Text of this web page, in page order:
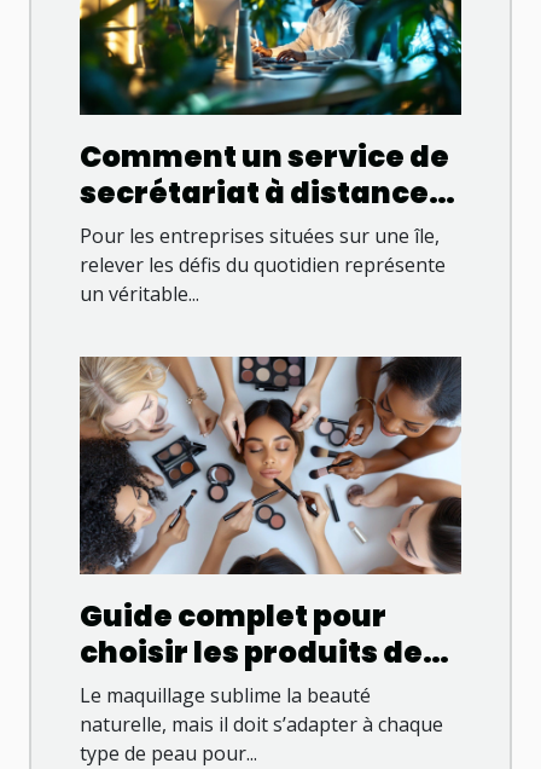
Comment un service de
secrétariat à distance
booste les entreprises
insulaires ?
Pour les entreprises situées sur une île,
relever les défis du quotidien représente
un véritable...
Guide complet pour
choisir les produits de
maquillage adaptés à
chaque type de peau
Le maquillage sublime la beauté
naturelle, mais il doit s’adapter à chaque
type de peau pour...